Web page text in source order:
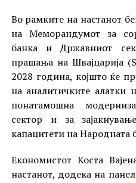
Во рамките на настанот
на Меморандумот за
банка и Државниот
прашања на Швајцарија
2028 година, којшто ќе
на аналитичките алатки
понатамошна
сектор и за
капацитети на Народната
Економистот Коста
настанот, додека на